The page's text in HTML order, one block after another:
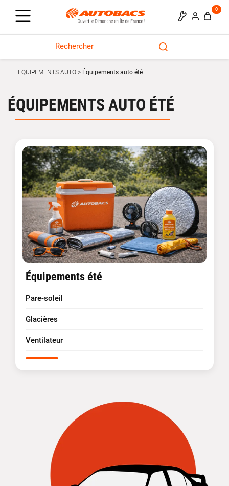
0
EQUIPEMENTS AUTO Équipements auto été
ÉQUIPEMENTS AUTO ÉTÉ
Équipements été
Pare-soleil
Glacières
Ventilateur